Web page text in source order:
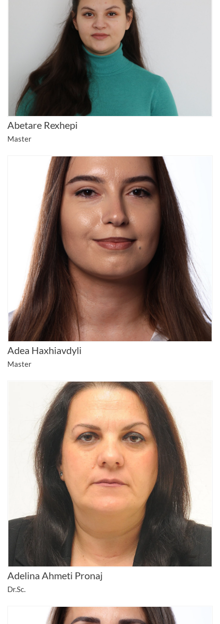
Abetare Rexhepi
Master
Adea Haxhiavdyli
Master
Adelina Ahmeti Pronaj
Dr.Sc.